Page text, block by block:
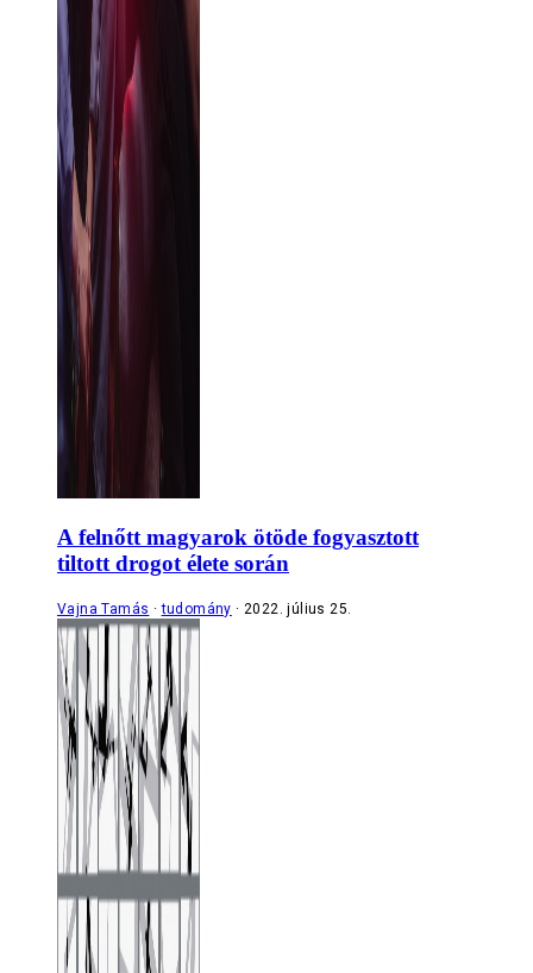
A felnőtt magyarok ötöde fogyasztott
tiltott drogot élete során
Vajna Tamás tudomány 2022. július 25.